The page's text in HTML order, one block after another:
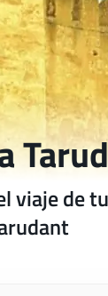
viaje de